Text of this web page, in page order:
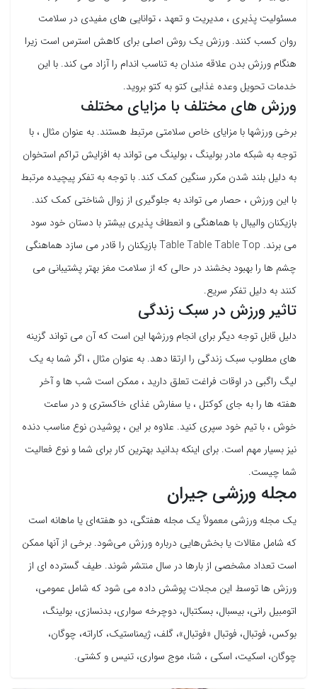
مسئولیت پذیری ، مدیریت و تعهد ، توانایی های مفیدی در سلامت
روان کسب کنند. ورزش یک روش اصلی برای کاهش استرس است زیرا
هنگام ورزش بدن علاقه مندان به تناسب اندام را آزاد می کند. با این
خدمات تحویل وعده غذایی کتو به کتو بروید.
ورزش های مختلف با مزایای مختلف
برخی ورزشها با مزایای خاص سلامتی مرتبط هستند. به عنوان مثال ، با
توجه به شبکه مادر بولینگ ، بولینگ می تواند به افزایش تراکم استخوان
به دلیل بلند شدن مکرر سنگین کمک کند. با توجه به تفکر پیچیده مرتبط
با این ورزش ، حصار می تواند به جلوگیری از زوال شناختی کمک کند.
بازیکنان والیبال با هماهنگی و انعطاف پذیری بیشتر با دستان خود سود
می برند. Table Table Table Top بازیکنان را قادر می سازد هماهنگی
چشم ها را بهبود بخشند در حالی که از سلامت مغز بهتر پشتیبانی می
کنند به دلیل تفکر سریع.
تاثیر ورزش در سبک زندگی
دلیل قابل توجه دیگر برای انجام ورزشها این است که آن می تواند گزینه
های مطلوب سبک زندگی را ارتقا دهد. به عنوان مثال ، اگر شما به یک
لیگ راگبی در اوقات فراغت تعلق دارید ، ممکن است شب ها و آخر
هفته ها را به جای کوکتل ، یا سفارش غذای خاکستری و در ساعت
خوش ، با تیم خود سپری کنید. علاوه بر این ، پوشیدن نوع مناسب دنده
نیز بسیار مهم است. برای اینکه بدانید بهترین کار برای شما و نوع فعالیت
شما چیست.
مجله ورزشی جیران
یک مجله ورزشی معمولاً یک مجله هفتگی، دو هفته‌ای یا ماهانه است
که شامل مقالات یا بخش‌هایی درباره ورزش می‌شود. برخی از آنها ممکن
است تعداد مشخصی از بارها در سال منتشر شوند. طیف گسترده ای از
ورزش ها توسط این مجلات پوشش داده می شود که شامل عمومی،
اتومبیل رانی، بیسبال، بسکتبال، دوچرخه سواری، بدنسازی، بولینگ،
بوکس، فوتبال، فوتبال «فوتبال»، گلف، ژیمناستیک، کاراته، چوگان،
چوگان، اسکیت، اسکی ، شنا، موج سواری، تنیس و کشتی.